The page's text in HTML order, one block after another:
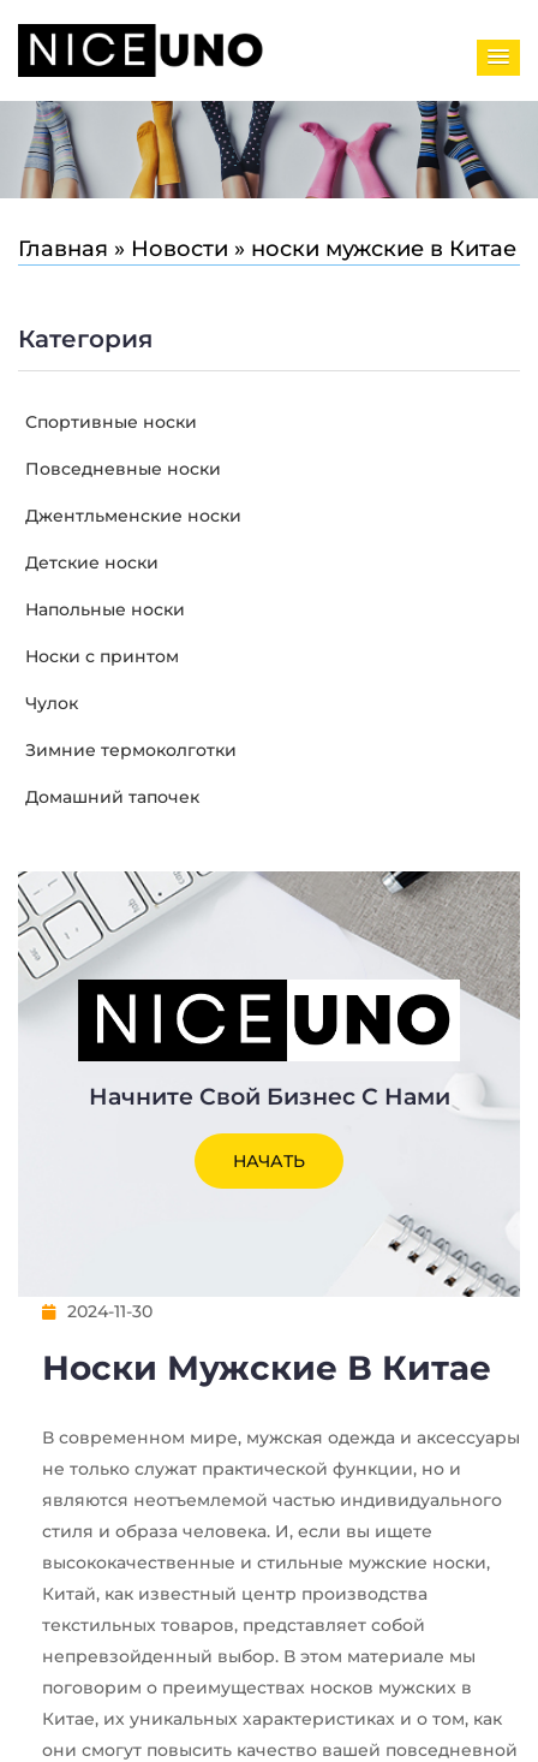
Главная » Новости » носки мужские в Китае
Категория
Спортивные носки
Повседневные носки
Джентльменские носки
Детские носки
Напольные носки
Носки с принтом
Чулок
Зимние термоколготки
Домашний тапочек
Начните Свой Бизнес С Нами
НАЧАТЬ
2024-11-30
Носки Мужские В Китае
В современном мире, мужская одежда и аксессуары
не только служат практической функции, но и
являются неотъемлемой частью индивидуального
стиля и образа человека. И, если вы ищете
высококачественные и стильные мужские носки,
Китай, как известный центр производства
текстильных товаров, представляет собой
непревзойденный выбор. В этом материале мы
поговорим о преимуществах носков мужских в
Китае, их уникальных характеристиках и о том, как
они смогут повысить качество вашей повседневной